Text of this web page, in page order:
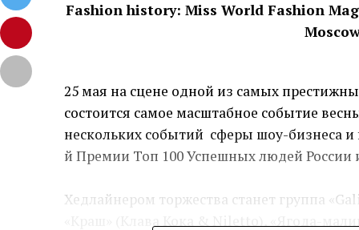
Fashion history: Miss World Fashion
25 мая на сцене одной из самых
состоится самое масштабное событие
нескольких событий сферы шоу-бизнеса
й Премии Топ 100 Успешных людей России
Хедлайнером торжества станет группа